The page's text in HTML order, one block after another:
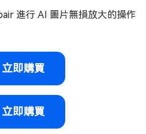
進行 AI 圖片無損放大的操作
立即購買
立即購買